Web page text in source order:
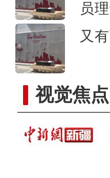
员
又
视觉焦点
一